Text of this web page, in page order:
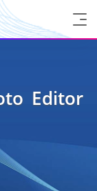
Editor